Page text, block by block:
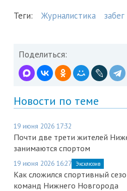
Теги: Журналистика забег
Поделиться:
Новости по теме
19 июня 2026 17:32
Почти две трети жителей
занимаются спортом
19 июня 2026 16:27 Эксклюзив
Как сложился спортивный
команд Нижнего Новгорода